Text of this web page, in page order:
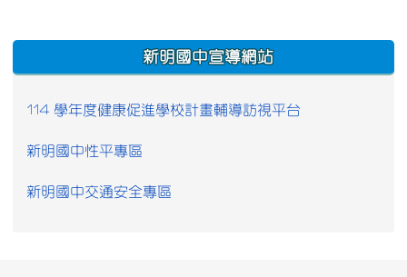
:::
新明國中宣導網站
114 學年度健康促進學校計畫輔導訪視平台
新明國中性平專區
新明國中交通安全專區